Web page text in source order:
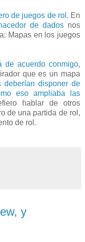
de juegos de rol . En
de dados nos
Mapas en los juegos
de acuerdo conmigo,
que es un mapa
deberían disponer de
eso ampliaba las
hablar de otros
de una partida de rol,
de rol.
y